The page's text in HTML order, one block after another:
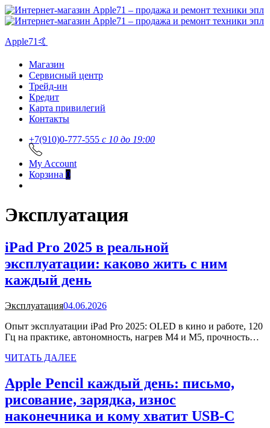
Apple71🤙
Магазин
Сервисный центр
Трейд-ин
Кредит
Карта привилегий
Контакты
+7(910)0-777-555 c 10 до 19:00
My Account
Корзина 0
Эксплуатация
iPad Pro 2025 в реальной
эксплуатации: каково жить с ним
каждый день
Эксплуатация04.06.2026
Опыт эксплуатации iPad Pro 2025: OLED в кино и работе, 120
Гц на практике, автономность, нагрев M4 и M5, прочность…
ЧИТАТЬ ДАЛЕЕ
Apple Pencil каждый день: письмо,
рисование, зарядка, износ
наконечника и кому хватит USB-C